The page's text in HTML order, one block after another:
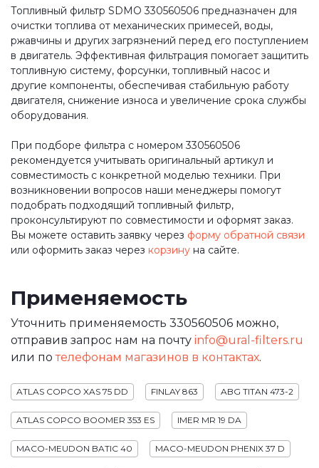
Топливный фильтр SDMO 330560506 предназначен для
очистки топлива от механических примесей, воды,
ржавчины и других загрязнений перед его поступлением
в двигатель. Эффективная фильтрация помогает защитить
топливную систему, форсунки, топливный насос и
другие компоненты, обеспечивая стабильную работу
двигателя, снижение износа и увеличение срока службы
оборудования.
При подборе фильтра с номером 330560506
рекомендуется учитывать оригинальный артикул и
совместимость с конкретной моделью техники. При
возникновении вопросов наши менеджеры помогут
подобрать подходящий топливный фильтр,
проконсультируют по совместимости и оформят заказ.
Вы можете оставить заявку через форму обратной связи
или оформить заказ через корзину на сайте.
Применяемость
Уточнить применяемость 330560506 можно,
отправив запрос нам на почту info@ural-filters.ru
или потелефонам магазинов в контактах.
ATLAS COPCO XAS 75 DD FINLAY 863 ABG TITAN 473-2
ATLAS COPCO BOOMER 353 ES IMER MR 19 DA
MACO-MEUDON BATIC 40 MACO-MEUDON PHENIX 37 D